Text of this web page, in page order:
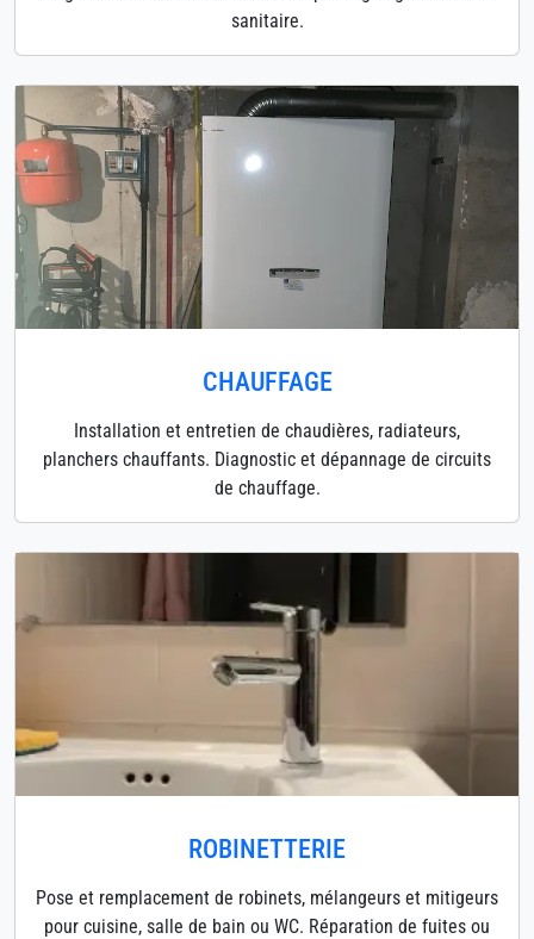
sanitaire.
CHAUFFAGE
Installation et entretien de chaudières, radiateurs,
planchers chauffants. Diagnostic et dépannage de circuits
de chauffage.
ROBINETTERIE
Pose et remplacement de robinets, mélangeurs et mitigeurs
pour cuisine, salle de bain ou WC. Réparation de fuites ou